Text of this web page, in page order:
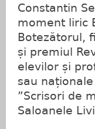
Constantin
moment liric
Botezătorul,
și premiul
elevilor și
sau
”Scrisori de
Saloanele